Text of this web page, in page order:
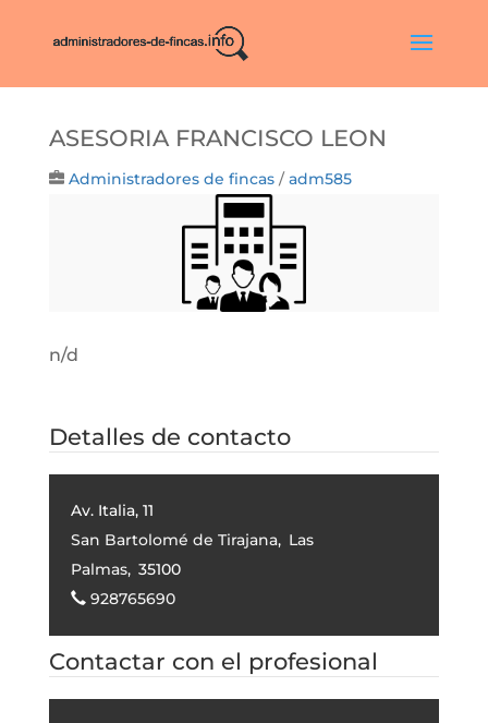
ASESORIA FRANCISCO LEON
Administradores de fincas/ adm585
n/d
Detalles de contacto
Av. Italia, 11
San Bartolomé de Tirajana, Las
Palmas, 35100
928765690
Contactar con el profesional